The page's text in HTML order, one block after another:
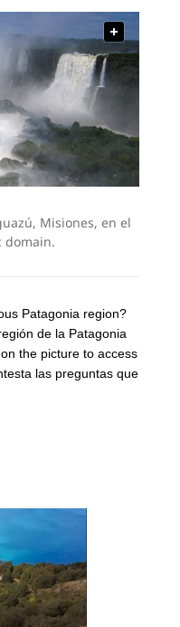
Misiones, en el
domain.
Patagonia region?
de la Patagonia
the picture to access
las preguntas que